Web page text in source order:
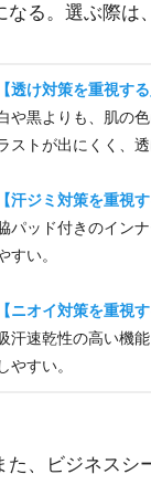
なる。選ぶ際は
【透け対策を重視する
や黒よりも、肌の
ストが出にくく、
【汗ジミ対策を重視す
パッド付きのイン
い。
【ニオイ対策を重視す
汗速乾性の高い機
しやすい。
、ビジネスシ